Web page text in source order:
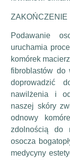
ZAKOŃCZENIE
Podawanie
uruchamia
komórek
fibroblastów do
doprowadzić
nawilżenia i
naszej skóry
odnowy
zdolnością do
osocza
medycyny